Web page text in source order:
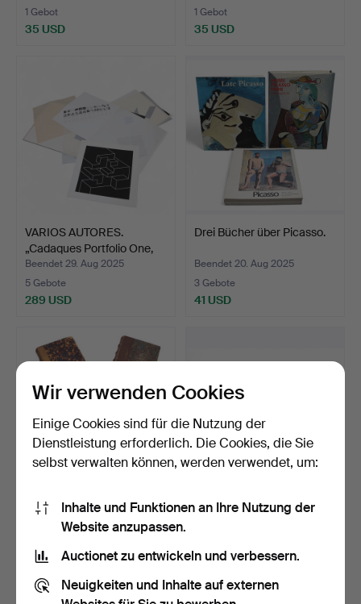
1 Gebot
35 USD
1 Gebot
35 USD
VARIOS AUTORES.
„Cadaques Portfolio One,
1…
Beendet 29. Aug 2025
5 Gebote
289 USD
Drei Bücher über Picasso.
Beendet 20. Aug 2025
3 Gebote
41 USD
F. de Quevedo, „Festive
Works“, Paris, 188…
Beendet 14. Jun 2025
1 Gebot
Drei Bücher über Paläste
und prachtvolle I…
1 Gebot
Wir verwenden Cookies
Einige Cookies sind für die Nutzung der
Dienstleistung erforderlich. Die Cookies, die Sie
selbst verwalten können, werden verwendet, um:
Inhalte und Funktionen an Ihre Nutzung der
Website anzupassen.
Auctionet zu entwickeln und verbessern.
Neuigkeiten und Inhalte auf externen